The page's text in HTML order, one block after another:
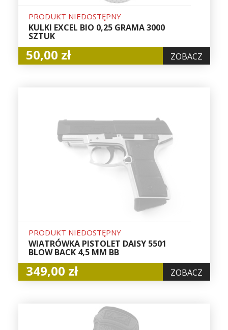
PRODUKT NIEDOSTĘPNY
KULKI EXCEL BIO 0,25 GRAMA 3000
SZTUK
50,00 zł ZOBACZ
PRODUKT NIEDOSTĘPNY
WIATRÓWKA PISTOLET DAISY 5501
BLOW BACK 4,5 MM BB
349,00 zł ZOBACZ